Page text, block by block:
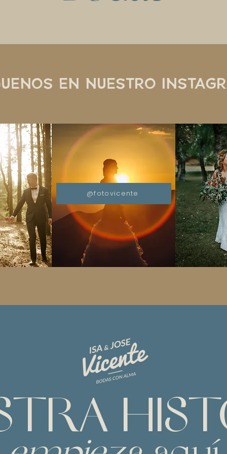
EN NUESTRO
@fotovicente